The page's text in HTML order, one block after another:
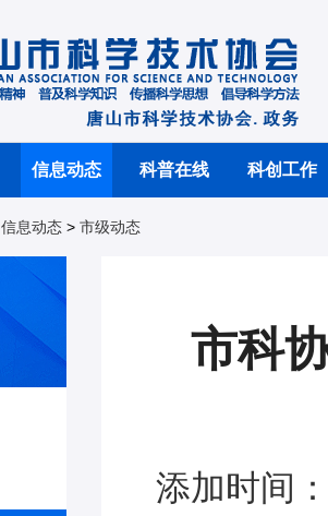
信息动态 科普在线 科创工作
信息动态 > 市级动态
市科
添加时间